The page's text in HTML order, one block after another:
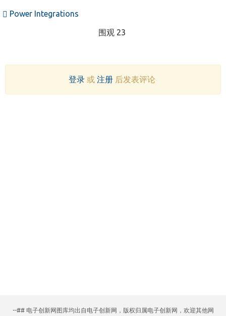
Power Integrations
围观 23
登录或 注册后发表评论
--## 电子创新网图库均出自电子创新网，版权归属电子创新网，欢迎其他网